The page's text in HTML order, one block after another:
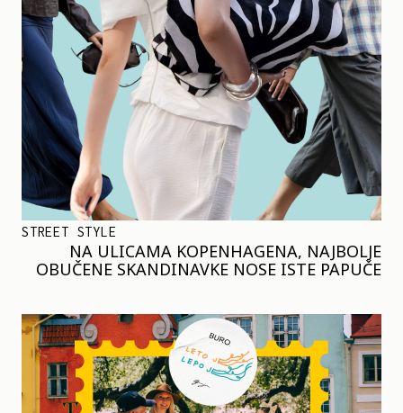
STREET STYLE
NA ULICAMA KOPENHAGENA, NAJBOLJE
OBUČENE SKANDINAVKE NOSE ISTE PAPUČE